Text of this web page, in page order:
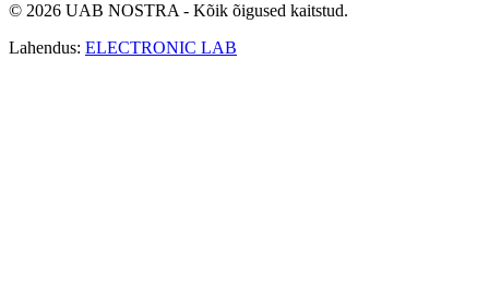
© 2026 UAB NOSTRA - Kõik õigused kaitstud.
Lahendus: ELECTRONIC LAB